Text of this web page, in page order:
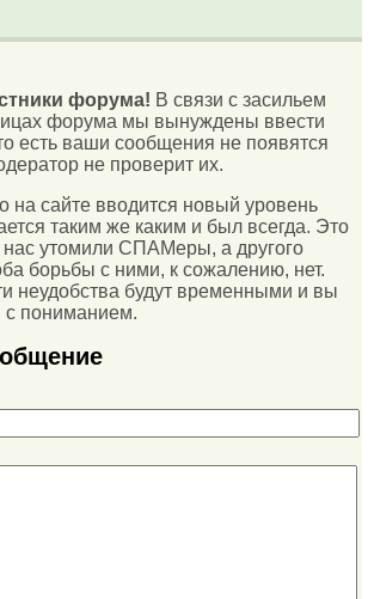
форума! В связи с засильем
форума мы вынуждены ввести
есть ваши сообщения не появятся
не проверит их.
на сайте вводится новый уровень
таким же каким и был всегда. Это
нас утомили СПАМеры, а другого
борьбы с ними, к сожалению, нет.
неудобства будут временными и вы
с пониманием.